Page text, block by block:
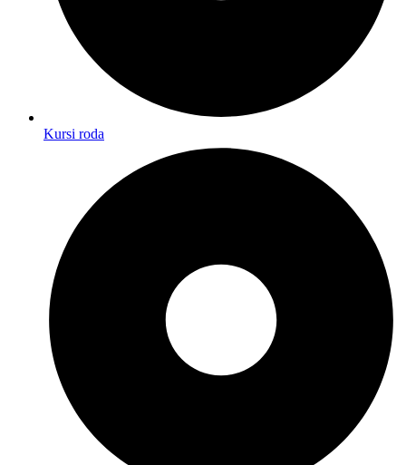
Kursi roda